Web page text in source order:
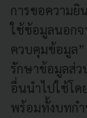
การขอความยิ
ใช้ข้อมูลนอกจ
ควบคุมข้อมูล
รักษาข้อมูลส่
อื่นนำไปใช้โด
พร้อมทั้งบทก